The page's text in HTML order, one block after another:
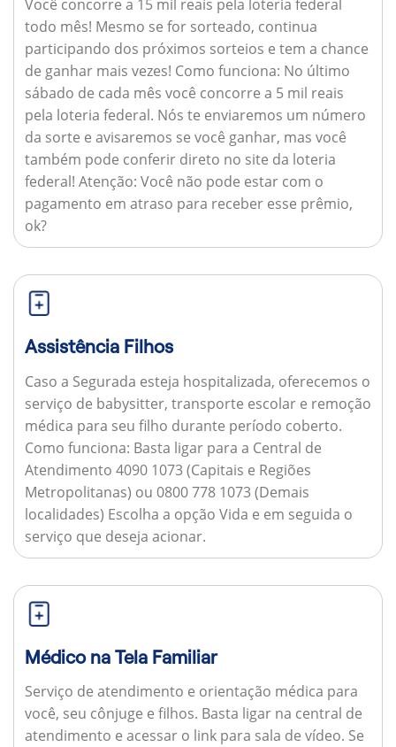
Você concorre a 15 mil reais pela loteria federal
todo mês! Mesmo se for sorteado, continua
participando dos próximos sorteios e tem a chance
de ganhar mais vezes! Como funciona: No último
sábado de cada mês você concorre a 5 mil reais
pela loteria federal. Nós te enviaremos um número
da sorte e avisaremos se você ganhar, mas você
também pode conferir direto no site da loteria
federal! Atenção: Você não pode estar com o
pagamento em atraso para receber esse prêmio,
ok?
Assistência Filhos
Caso a Segurada esteja hospitalizada, oferecemos o
serviço de babysitter, transporte escolar e remoção
médica para seu filho durante período coberto.
Como funciona: Basta ligar para a Central de
Atendimento 4090 1073 (Capitais e Regiões
Metropolitanas) ou 0800 778 1073 (Demais
localidades) Escolha a opção Vida e em seguida o
serviço que deseja acionar.
Médico na Tela Familiar
Serviço de atendimento e orientação médica para
você, seu cônjuge e filhos. Basta ligar na central de
atendimento e acessar o link para sala de vídeo. Se